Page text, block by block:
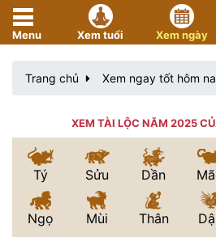
Menu Xem tuổi Xem ngày
Trang chủ Xem ngay tốt hôm
XEM TÀI LỘC NĂM 2025
Tý Sửu Dần
Ngọ Mùi Thân